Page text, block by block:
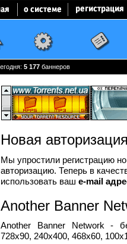
5 177 баннеров
Новая
Мы упростили регистрацию
авторизацию. Теперь в
использовать ваш e-mail
Another Banner
Another Banner Network -
728x90, 240x400, 468x60,